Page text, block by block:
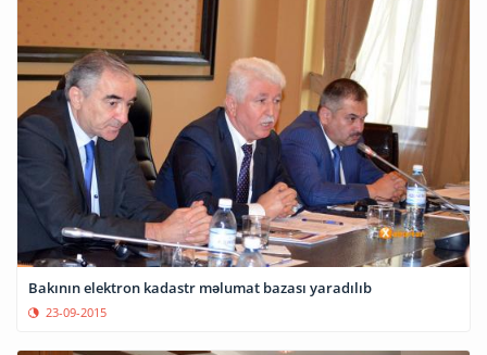
Bakının elektron kadastr məlumat bazası yaradılıb
23-09-2015